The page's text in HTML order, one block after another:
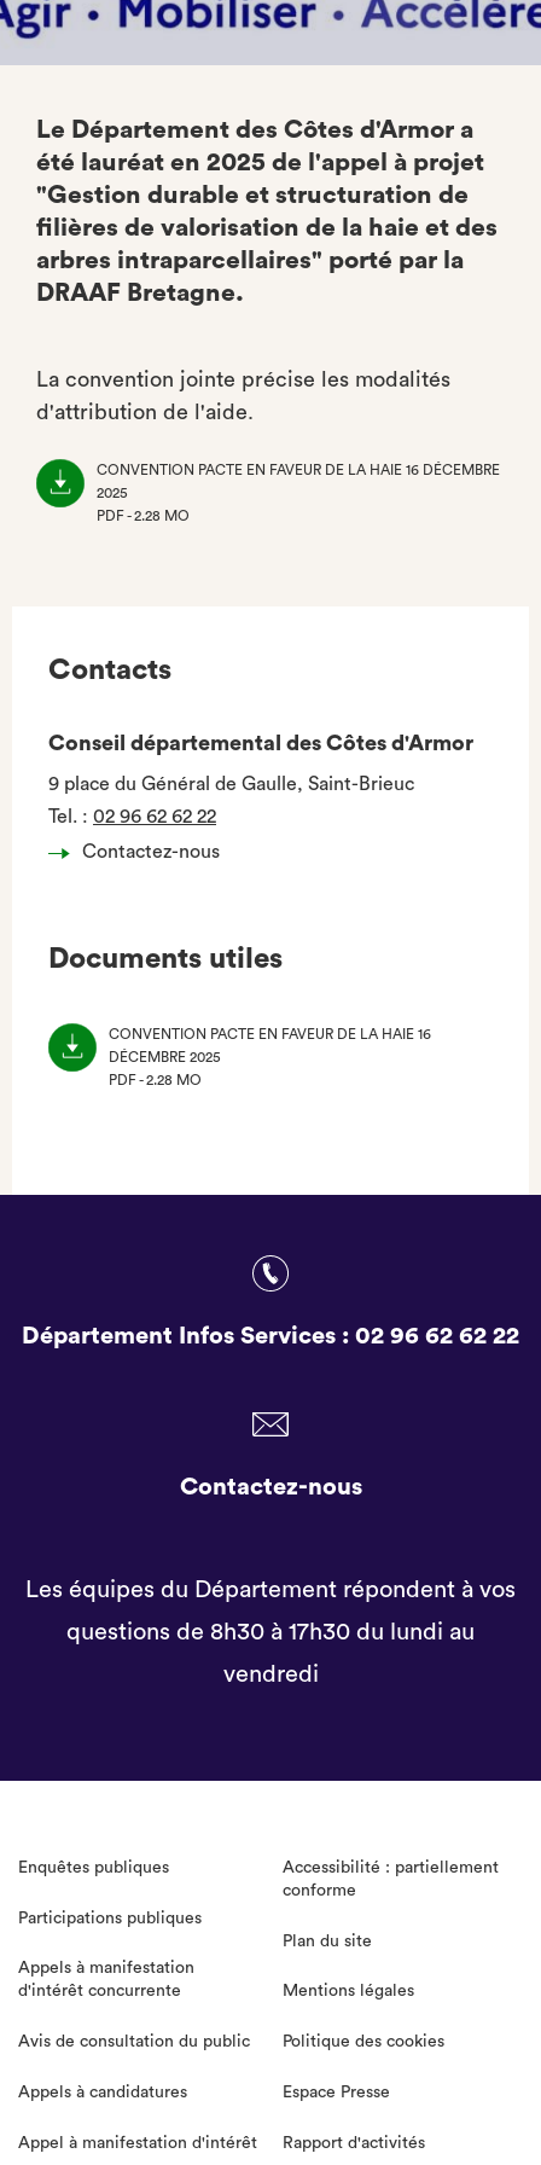
Le Département des Côtes d'Armor a
été lauréat en 2025 de l'appel à projet
"Gestion durable et structuration de
filières de valorisation de la haie et des
arbres intraparcellaires" porté par la
DRAAF Bretagne.
La convention jointe précise les modalités
d'attribution de l'aide.
CONVENTION PACTE EN FAVEUR DE LA HAIE 16 DÉCEMBRE
2025
PDF - 2.28 MO
Contacts
Conseil départemental des Côtes d'Armor
9 place du Général de Gaulle, Saint-Brieuc
Tel. : 02 96 62 62 22
Contactez-nous
Documents utiles
CONVENTION PACTE EN FAVEUR DE LA HAIE 16
DÉCEMBRE 2025
PDF - 2.28 MO
Département Infos Services : 02 96 62 62 22
Contactez-nous
Les équipes du Département répondent à vos
questions de 8h30 à 17h30 du lundi au
vendredi
Enquêtes publiques
Participations publiques
Appels à manifestation
d'intérêt concurrente
Avis de consultation du public
Appels à candidatures
Appel à manifestation d'intérêt
Accessibilité : partiellement
conforme
Plan du site
Mentions légales
Politique des cookies
Espace Presse
Rapport d'activités